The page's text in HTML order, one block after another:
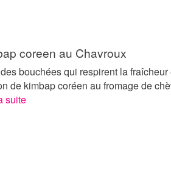
coreen au Chavroux
bouchées qui respirent la
de kimbap coréen au fromage de
suite